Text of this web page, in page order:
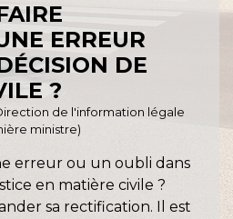
ERREUR
DE
?
de l'information légale
ministre)
erreur ou un oubli dans
en matière civile ?
sa rectification. Il est